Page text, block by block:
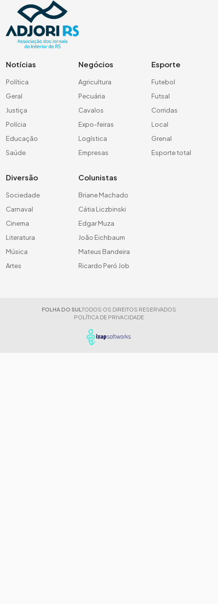
Notícias
Política
Geral
Justiça
Polícia
Educação
Saúde
Negócios
Agricultura
Pecuária
Cavalos
Expo-feiras
Logística
Empresas
Esporte
Futebol
Futsal
Corridas
Local
Grenal
Esporte total
Diversão
Sociedade
Carnaval
Cinema
Literatura
Música
Artes
Colunistas
Briane Machado
Cátia Liczbinski
Edgar Muza
João Eichbaum
Mateus Bandeira
Ricardo Peró Job
FOLHA DO SUL TODOS OS DIREITOS RESERVADOS
POLÍTICA DE PRIVACIDADE